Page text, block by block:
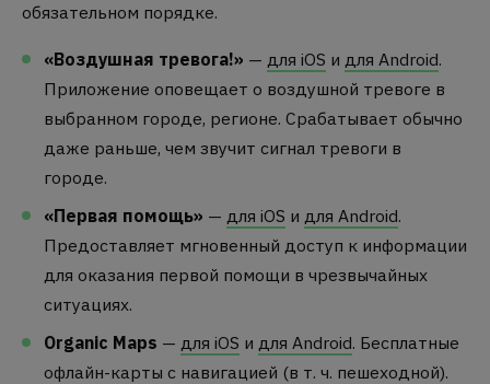
обязательном порядке.
«Воздушная тревога!» — для iOS и для Android.
Приложение оповещает о воздушной тревоге в
выбранном городе, регионе. Срабатывает обычно
даже раньше, чем звучит сигнал тревоги в
городе.
«Первая помощь» — для iOS и для Android.
Предоставляет мгновенный доступ к информации
для оказания первой помощи в чрезвычайных
ситуациях.
Organic Maps — для iOS и для Android. Бесплатные
офлайн-карты с навигацией (в т. ч. пешеходной).